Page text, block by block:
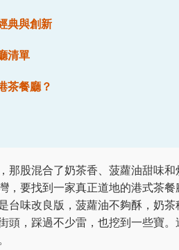
典與創新
清單
茶餐廳？
那股混合了奶茶香、菠蘿油甜味
，要找到一家真正道地的港式茶
台味改良版，菠蘿油不夠酥，奶
頭，踩過不少雷，也挖到一些寶